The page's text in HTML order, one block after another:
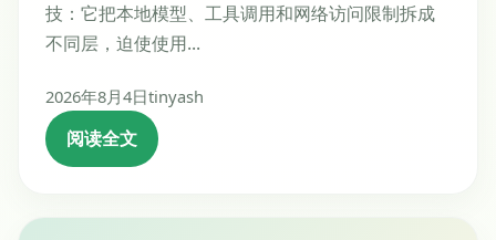
技：它把本地模型、工具调用和网络访问限制拆成
不同层，迫使使用...
2026年8月4日tinyash
阅读全文